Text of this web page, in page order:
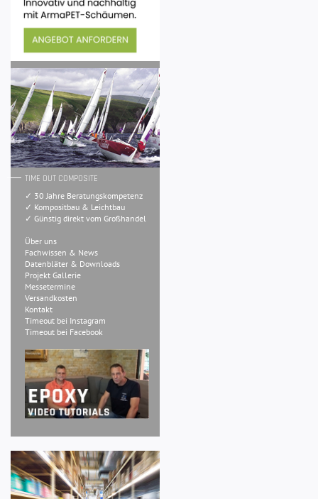
TIME OUT COMPOSITE
✓ 30 Jahre Beratungskompetenz
✓ Kompositbau & Leichtbau
✓ Günstig direkt vom Großhandel
Über uns
Fachwissen & News
Datenbläter & Downloads
Projekt Gallerie
Messetermine
Versandkosten
Kontakt
Timeout bei Instagram
Timeout bei Facebook